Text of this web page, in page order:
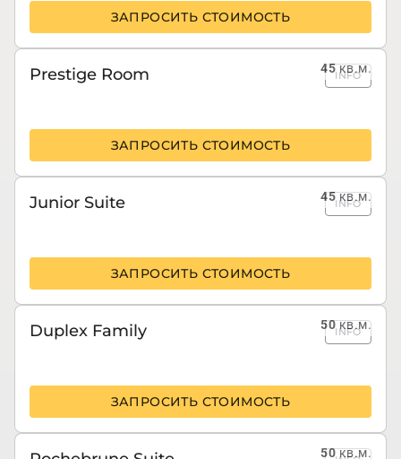
ЗАПРОСИТЬ СТОИМОСТЬ
45кв.м.
Prestige Room INFO
ЗАПРОСИТЬ СТОИМОСТЬ
45кв.м.
Junior Suite INFO
ЗАПРОСИТЬ СТОИМОСТЬ
50кв.м.
Duplex Family INFO
ЗАПРОСИТЬ СТОИМОСТЬ
50кв.м.